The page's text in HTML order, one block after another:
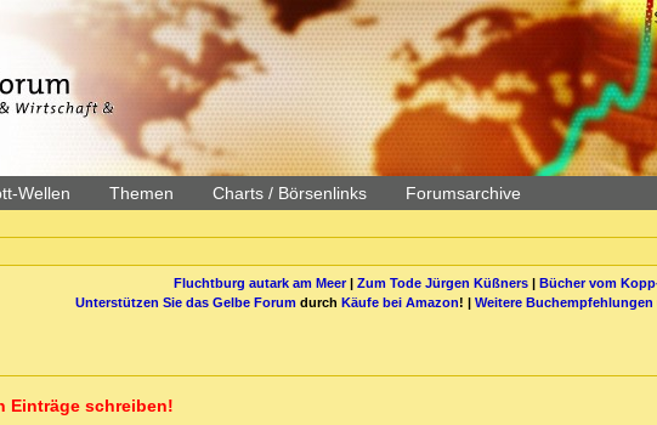
Wellen Themen Charts / Börsenlinks Forumsarchive
Fluchtburg autark am Meer| Zum Tode Jürgen Küßners| Bücher vom
Unterstützen Sie das Gelbe Forum durch Käufe bei Amazon! | Weitere Buchempfehlungen
Einträge schreiben!